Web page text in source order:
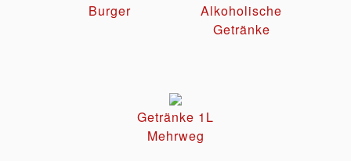
Burger
Alkoholische
Getränke
Getränke 1L
Mehrweg